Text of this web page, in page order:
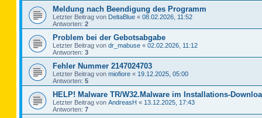
Meldung nach Beendigung des Programm
Letzter Beitrag von DeltaBlue « 08.02.2026, 11:52
Antworten: 2
Problem bei der Gebotsabgabe
Letzter Beitrag von dr_mabuse « 02.02.2026, 11:12
Antworten: 3
Fehler Nummer 2147024703
Letzter Beitrag von miofiore « 19.12.2025, 05:00
Antworten: 5
HELP! Malware TR/W32.Malware im Installations-
Letzter Beitrag von AndreasH « 13.12.2025, 17:43
Antworten: 7